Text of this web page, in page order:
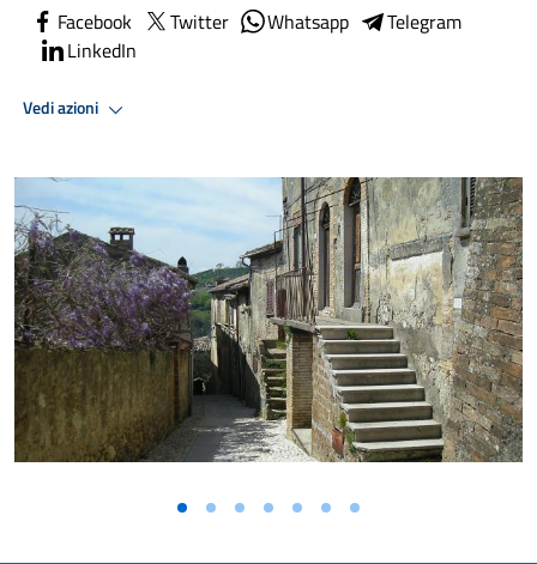
Facebook Twitter Whatsapp
Telegram
LinkedIn
Vedi azioni
Vai alla slide 1
Vai alla slide 2
Vai alla slide 3
Vai alla slide 4
Vai alla slide 5
Vai alla slide 6
Vai alla slide 7